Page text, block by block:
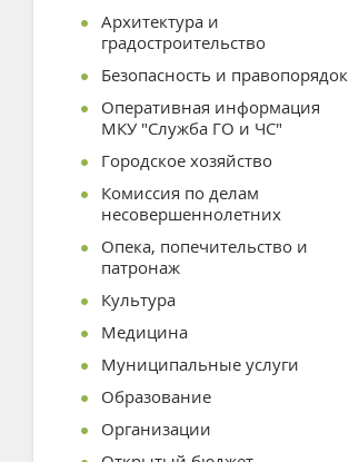
Архитектура и
градостроительство
Безопасность и правопорядок
Оперативная информация
МКУ "Служба ГО и ЧС"
Городское хозяйство
Комиссия по делам
несовершеннолетних
Опека, попечительство и
патронаж
Культура
Медицина
Муниципальные услуги
Образование
Организации